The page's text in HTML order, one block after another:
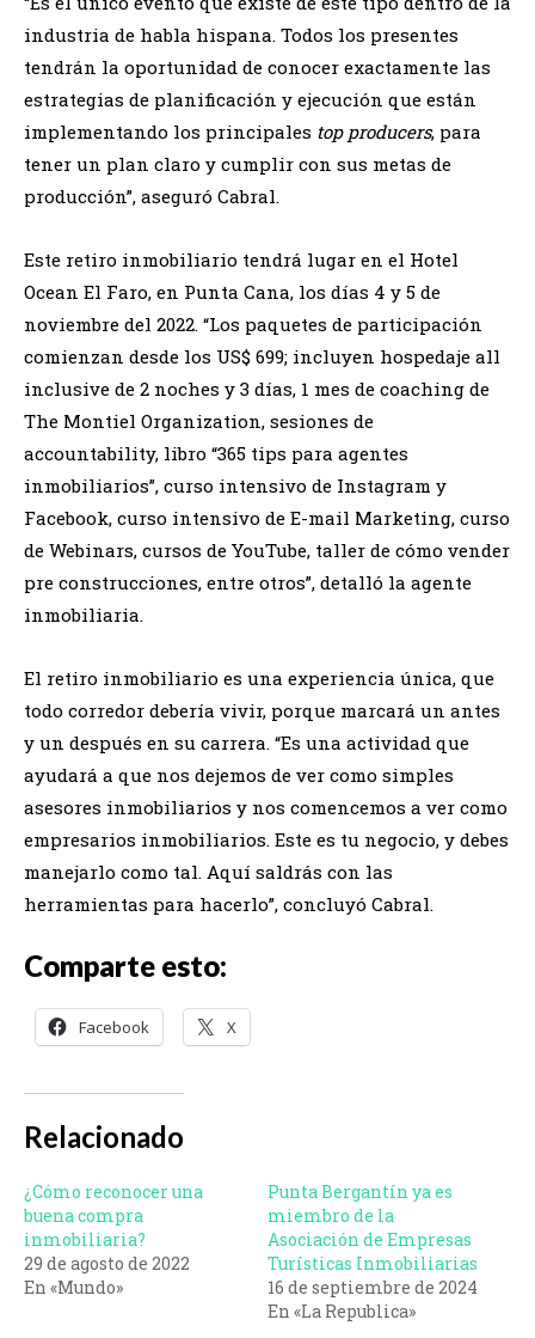
industria de habla hispana. Todos los presentes
tendrán la oportunidad de conocer exactamente las
estrategias de planificación y ejecución que están
implementando los principales top producers, para
tener un plan claro y cumplir con sus metas de
producción”, aseguró Cabral.
Este retiro inmobiliario tendrá lugar en el Hotel
Ocean El Faro, en Punta Cana, los días 4 y 5 de
noviembre del 2022. “Los paquetes de participación
comienzan desde los US$ 699; incluyen hospedaje all
inclusive de 2 noches y 3 días, 1 mes de coaching de
The Montiel Organization, sesiones de
accountability, libro “365 tips para agentes
inmobiliarios”, curso intensivo de Instagram y
Facebook, curso intensivo de E-mail Marketing, curso
de Webinars, cursos de YouTube, taller de cómo vender
pre construcciones, entre otros”, detalló la agente
inmobiliaria.
El retiro inmobiliario es una experiencia única, que
todo corredor debería vivir, porque marcará un antes
y un después en su carrera. “Es una actividad que
ayudará a que nos dejemos de ver como simples
asesores inmobiliarios y nos comencemos a ver como
empresarios inmobiliarios. Este es tu negocio, y debes
manejarlo como tal. Aquí saldrás con las
herramientas para hacerlo”, concluyó Cabral.
Comparte esto:
Facebook X
Relacionado
¿Cómo reconocer una
buena compra
inmobiliaria?
29 de agosto de 2022
En «Mundo»
Punta Bergantín ya es
miembro de la
Asociación de Empresas
Turísticas Inmobiliarias
16 de septiembre de 2024
En «La Republica»